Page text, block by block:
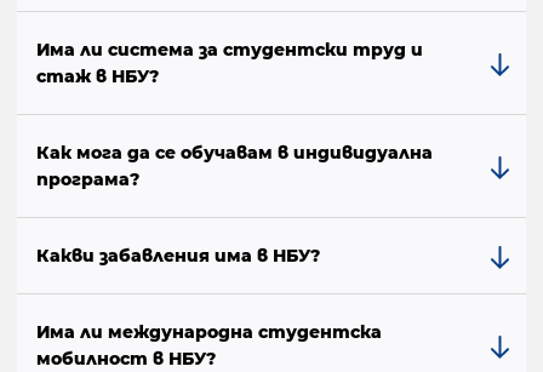
Има ли система за студентски труд и
стаж в НБУ?
Как мога да се обучавам в индивидуална
програма?
Какви забавления има в НБУ?
Има ли международна студентска
мобилност в НБУ?